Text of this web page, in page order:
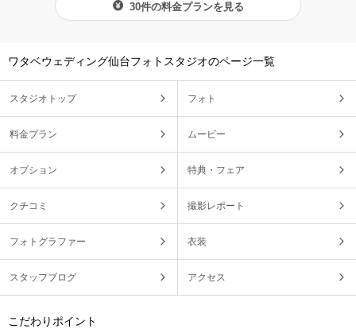
30件の料金プランを見る
ワタベウェディング仙台フォトスタジオのページ一覧
スタジオトップ フォト
料金プラン ムービー
オプション 特典・フェア
クチコミ 撮影レポート
フォトグラファー 衣装
スタッフブログ アクセス
こだわりポイント